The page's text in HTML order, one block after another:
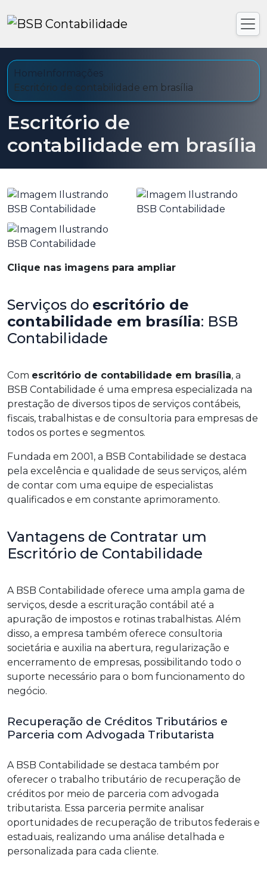
HomeInformações
Escritório de contabilidade em brasília
Escritório de
contabilidade em brasília
Clique nas imagens para ampliar
Serviços do escritório de
contabilidade em brasília: BSB
Contabilidade
Com escritório de contabilidade em brasília, a
BSB Contabilidade é uma empresa especializada na
prestação de diversos tipos de serviços contábeis,
fiscais, trabalhistas e de consultoria para empresas de
todos os portes e segmentos.
Fundada em 2001, a BSB Contabilidade se destaca
pela excelência e qualidade de seus serviços, além
de contar com uma equipe de especialistas
qualificados e em constante aprimoramento.
Vantagens de Contratar um
Escritório de Contabilidade
A BSB Contabilidade oferece uma ampla gama de
serviços, desde a escrituração contábil até a
apuração de impostos e rotinas trabalhistas. Além
disso, a empresa também oferece consultoria
societária e auxilia na abertura, regularização e
encerramento de empresas, possibilitando todo o
suporte necessário para o bom funcionamento do
negócio.
Recuperação de Créditos Tributários e
Parceria com Advogada Tributarista
A BSB Contabilidade se destaca também por
oferecer o trabalho tributário de recuperação de
créditos por meio de parceria com advogada
tributarista. Essa parceria permite analisar
oportunidades de recuperação de tributos federais e
estaduais, realizando uma análise detalhada e
personalizada para cada cliente.